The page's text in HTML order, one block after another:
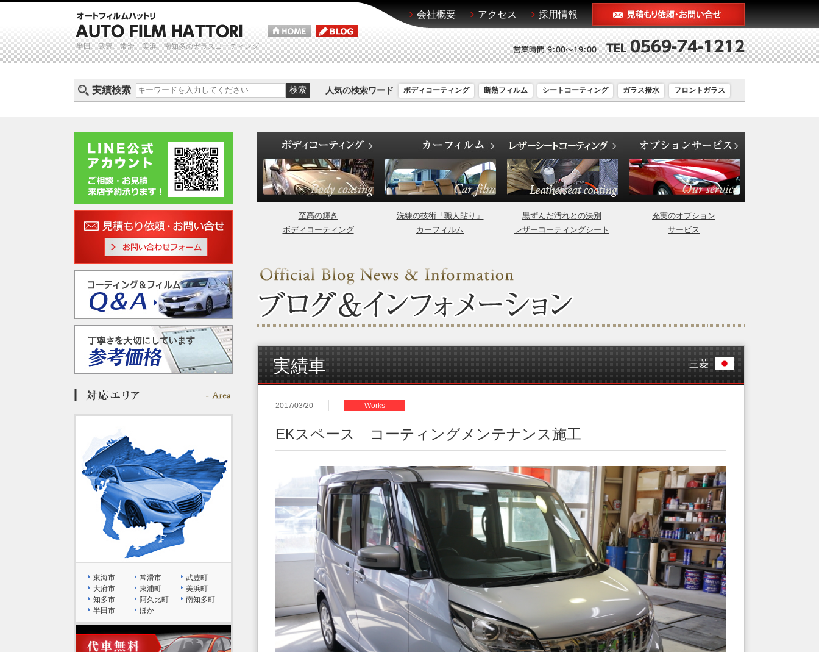
半田、武豊、常滑、美浜、南知多のガラスコーティング
会社概要 アクセス 採用情報
実績検索 人気の検索ワード ボディコーティング 断熱フィルム シートコーティング ガラス撥水 フロントガラス
至高の輝き
ボディコーティング
洗練の技術「職人貼り」
カーフィルム
黒ずんだ汚れとの決別
レザーコーティングシート
充実のオプション
サービス
実績車 三菱
2017/03/20 Works
EKスペース コーティングメンテナンス施工
東海市 常滑市
武豊町
大府市
東浦町
美浜町
知多市
阿久比町
南知多町
半田市
ほか